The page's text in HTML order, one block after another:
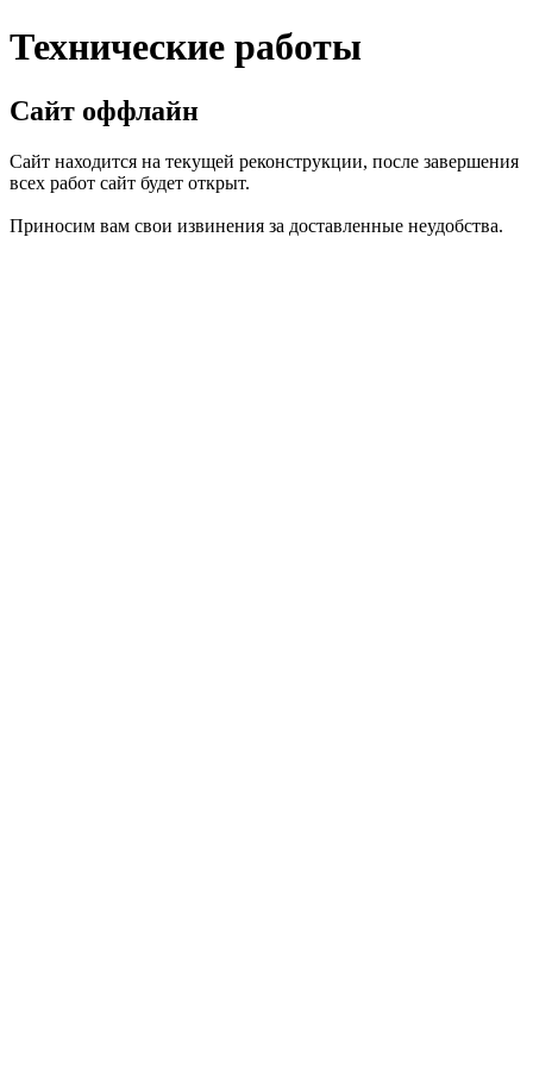
Технические работы
Сайт оффлайн
Сайт находится на текущей реконструкции, после завершения
всех работ сайт будет открыт.
Приносим вам свои извинения за доставленные неудобства.